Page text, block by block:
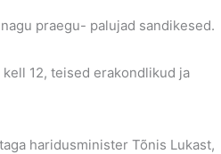
praegu- palujad sandikesed.
12, teised erakondlikud ja
haridusminister Tõnis Lukast,